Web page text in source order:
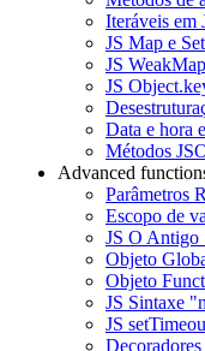
Iteráveis em
JS Map e Set
JS
JS
Data e hora
Métodos
Advanced
Parâmetros
Escopo de
JS O Antigo
Objeto
Objeto
JS Sintaxe
JS